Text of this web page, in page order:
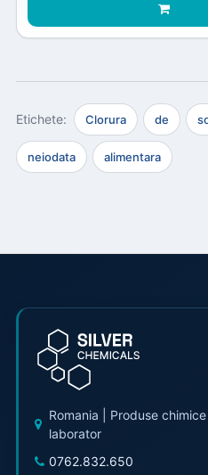
Clorura de
neiodata alimentara
Romania | Produse
laborator
0762.832.650